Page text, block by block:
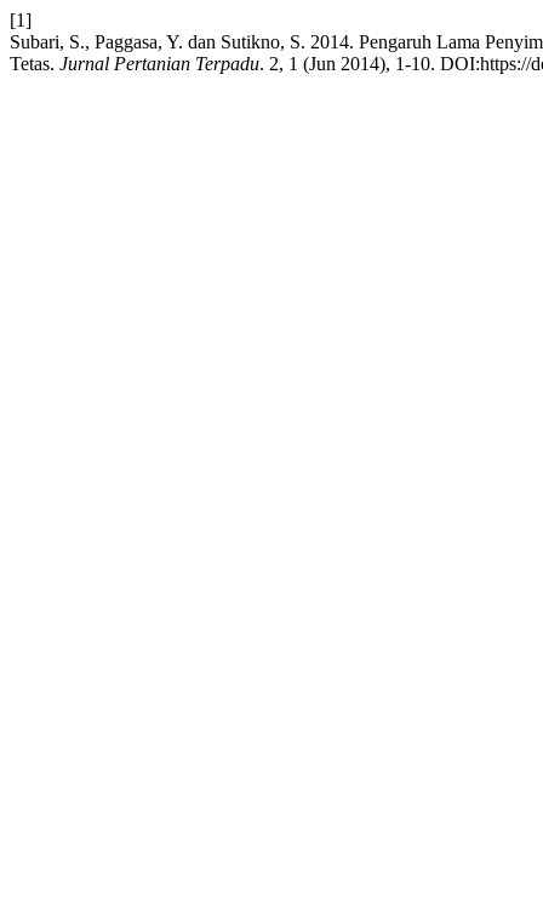
[1]
Subari, S., Paggasa, Y. dan Sutikno, S. 2014. Pengaruh Lama
Tetas. Jurnal Pertanian Terpadu. 2, 1 (Jun 2014), 1-10. DOI:https://